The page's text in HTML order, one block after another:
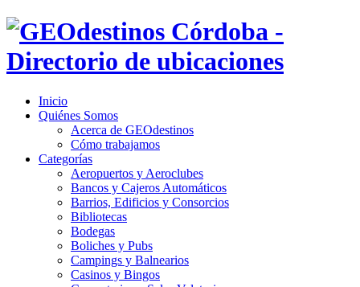
Inicio
Quiénes Somos
Acerca de GEOdestinos
Cómo trabajamos
Categorías
Aeropuertos y Aeroclubes
Bancos y Cajeros Automáticos
Barrios, Edificios y Consorcios
Bibliotecas
Bodegas
Boliches y Pubs
Campings y Balnearios
Casinos y Bingos